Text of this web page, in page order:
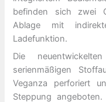
befinden sich zwei
Ablage mit
Ladefunktion.
Die
serienmäßigen
Veganza perforiert
Steppung